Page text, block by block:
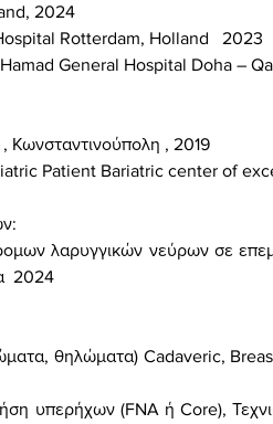
2024
Rotterdam, Holland 2023
General Hospital Doha –
, Κωνσταντινούπολη , 2019
Patient Bariatric center of
λαρυγγικών νεύρων σε
2024
θηλώματα) Cadaveric,
υπερήχων (FNA ή Core),